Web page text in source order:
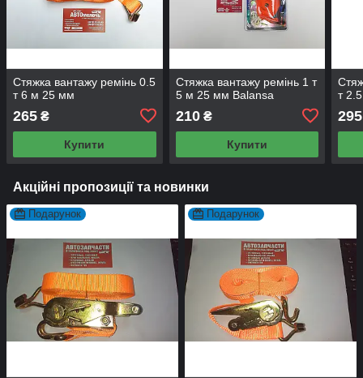
Стяжка вантажу ремінь 0.5
т 6 м 25 мм
265 ₴
Купити
Стяжка вантажу ремінь 1 т
5 м 25 мм Balansa
210₴
Купити
т
295
Акційні пропозиції та новинки
Подарунок Подарунок